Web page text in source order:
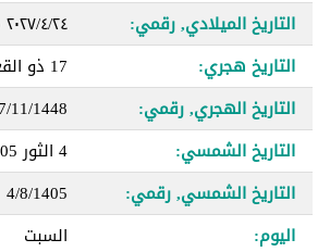
التاريخ الميلادي, رقمي:
٢٤‏/٤‏/٢٠٢٧ م
التاريخ هجري:
17 ذو القعدة, 1448 هـ
التاريخ الهجري, رقمي:
11/1448
التاريخ الشمسي:
4 الثور 1405
التاريخ الشمسي, رقمي:
4/8/1405
اليوم:
السبت